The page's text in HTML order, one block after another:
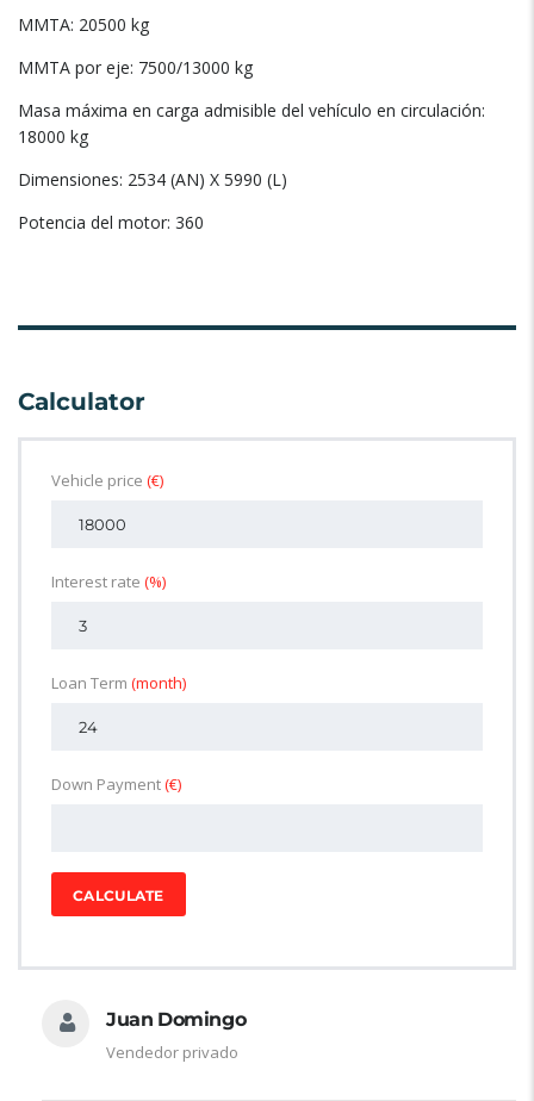
MMTA: 20500 kg
MMTA por eje: 7500/13000 kg
Masa máxima en carga admisible del vehículo en circulación:
18000 kg
Dimensiones: 2534 (AN) X 5990 (L)
Potencia del motor: 360
Calculator
Vehicle price (€)
Interest rate (%)
Loan Term (month)
Down Payment(€)
CALCULATE
Juan Domingo
Vendedor privado